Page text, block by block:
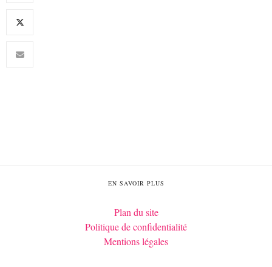
EN SAVOIR PLUS
Plan du site
Politique de confidentialité
Mentions légales